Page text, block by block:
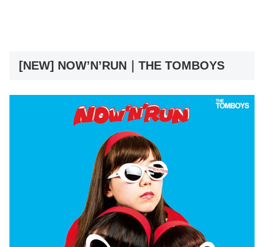
[NEW] NOW’N’RUN｜THE TOMBOYS